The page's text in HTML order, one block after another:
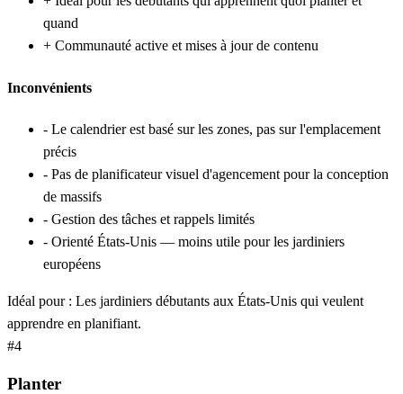
quand
+ Communauté active et mises à jour de contenu
Inconvénients
- Le calendrier est basé sur les zones, pas sur l'emplacement
précis
- Pas de planificateur visuel d'agencement pour la conception
de massifs
- Gestion des tâches et rappels limités
- Orienté États-Unis — moins utile pour les jardiniers
européens
Idéal pour : Les jardiniers débutants aux États-Unis qui veulent
apprendre en planifiant.
#4
Planter